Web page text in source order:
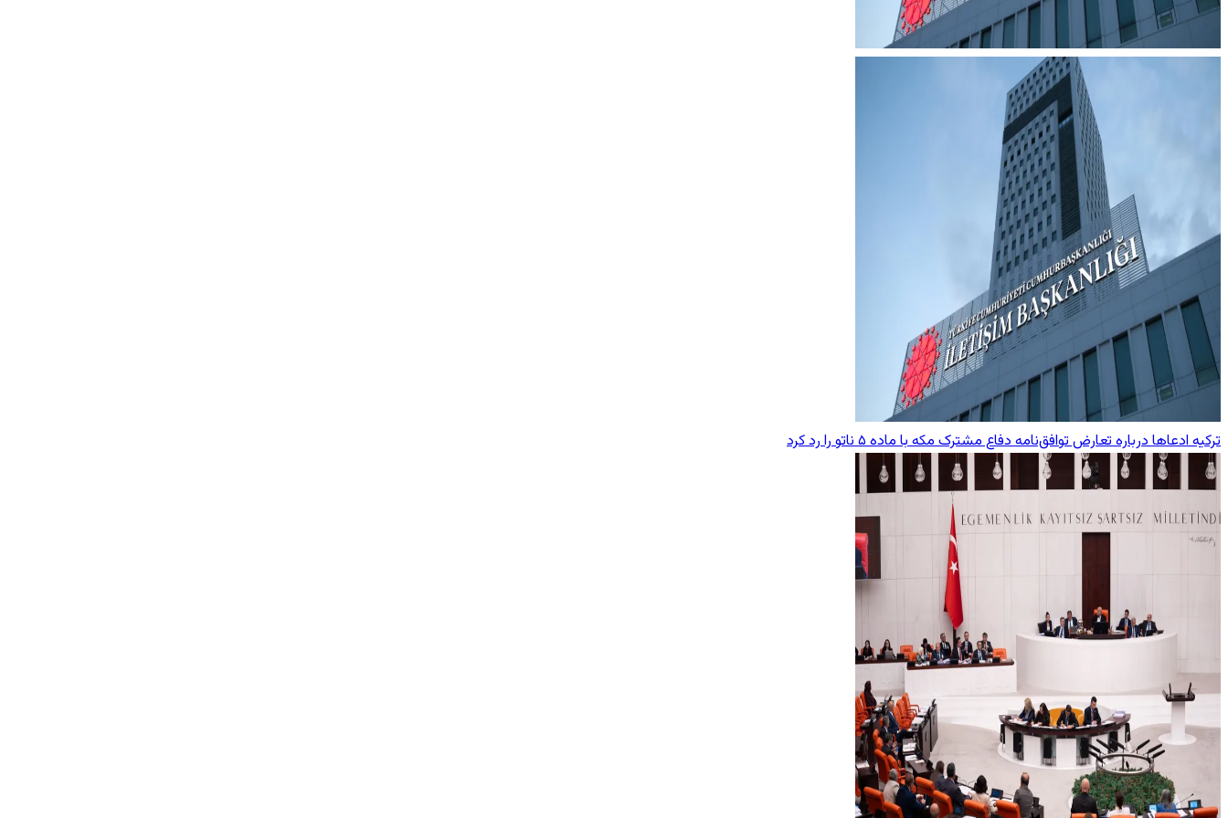
ترکیه ادعاها درباره تعارض توافق‌نامه دفاع مشترک مکه با ماده ۵ ناتو را رد کرد